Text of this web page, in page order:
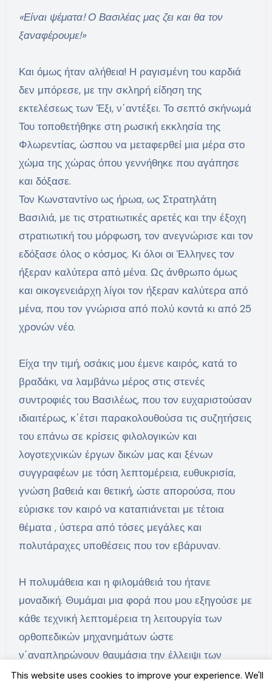
«Είναι ψέματα! Ο Βασιλέας μας ζει και θα τον
ξαναφέρουμε!»
Και όμως ήταν αλήθεια! Η ραγισμένη του καρδιά
δεν μπόρεσε, με την σκληρή είδηση της
εκτελέσεως των Έξι, ν΄αντέξει. Το σεπτό σκήνωμά
Του τοποθετήθηκε στη ρωσική εκκλησία της
Φλωρεντίας, ώσπου να μεταφερθεί μια μέρα στο
χώμα της χώρας όπου γεννήθηκε που αγάπησε
και δόξασε.
Τον Κωνσταντίνο ως ήρωα, ως Στρατηλάτη
Βασιλιά, με τις στρατιωτικές αρετές και την έξοχη
στρατιωτική του μόρφωση, τον ανεγνώρισε και τον
εδόξασε όλος ο κόσμος. Κι όλοι οι Έλληνες τον
ήξεραν καλύτερα από μένα. Ως άνθρωπο όμως
και οικογενειάρχη λίγοι τον ήξεραν καλύτερα από
μένα, που τον γνώρισα από πολύ κοντά κι από 25
χρονών νέο.
Είχα την τιμή, οσάκις μου έμενε καιρός, κατά το
βραδάκι, να λαμβάνω μέρος στις στενές
συντροφιές του Βασιλέως, που τον ευχαριστούσαν
ιδιαιτέρως, κ΄έτσι παρακολουθούσα τις συζητήσεις
του επάνω σε κρίσεις φιλολογικών και
λογοτεχνικών έργων δικών μας και ξένων
συγγραφέων με τόση λεπτομέρεια, ευθυκρισία,
γνώση βαθειά και θετική, ώστε απορούσα, που
εύρισκε τον καιρό να καταπιάνεται με τέτοια
θέματα , ύστερα από τόσες μεγάλες και
πολυτάραχες υποθέσεις που τον εβάρυναν.
Η πολυμάθεια και η φιλομάθειά του ήτανε
μοναδική. Θυμάμαι μια φορά που μου εξηγούσε με
κάθε τεχνική λεπτομέρεια τη λειτουργία των
ορθοπεδικών μηχανημάτων ώστε
ν΄αναπληρώνουν θαυμάσια την έλλειψι των
χεριών και των ποδιών και μου έλεγε:
This website uses cookies to improve your experience. We'll